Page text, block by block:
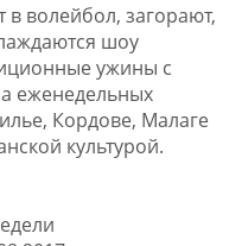
в волейбол, загорают,
шоу
ужины с
еженедельных
Кордове, Малаге
культурой.